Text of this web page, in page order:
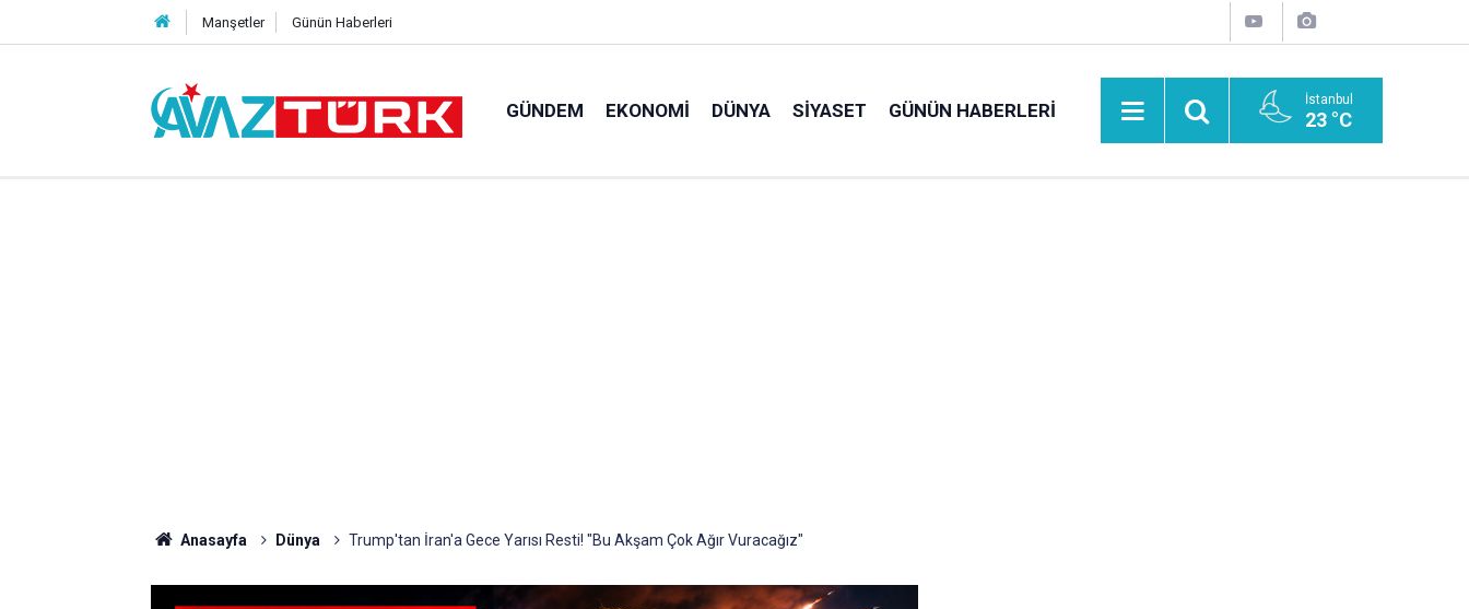
Manşetler Günün Haberleri
GÜNDEM EKONOMI DÜNYA SIYASET GÜNÜN HABERLERI İstanbul
23 °C
Anasayfa Dünya Trump'tan İran'a Gece Yarısı Resti! "Bu Akşam Çok Ağır Vuracağız"